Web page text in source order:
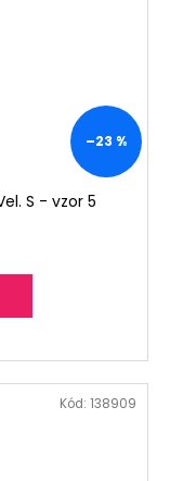
–23 %
S - vzor 5
Kód: 138909